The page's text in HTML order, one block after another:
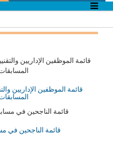
قائمة الموظفين الإداريين
قائمة الناجحين في